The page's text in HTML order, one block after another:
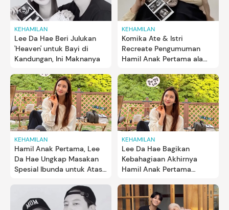
KEHAMILAN
Lee Da Hae Beri Julukan
'Heaven' untuk Bayi di
Kandungan, Ini Maknanya
KEHAMILAN
Komika Ate & Istri
Recreate Pengumuman
Hamil Anak Pertama ala
KEHAMILAN
Hamil Anak Pertama, Lee
Da Hae Ungkap Masakan
Spesial Ibunda untuk Atasi
KEHAMILAN
Lee Da Hae Bagikan
Kebahagiaan Akhirnya
Hamil Anak Pertama